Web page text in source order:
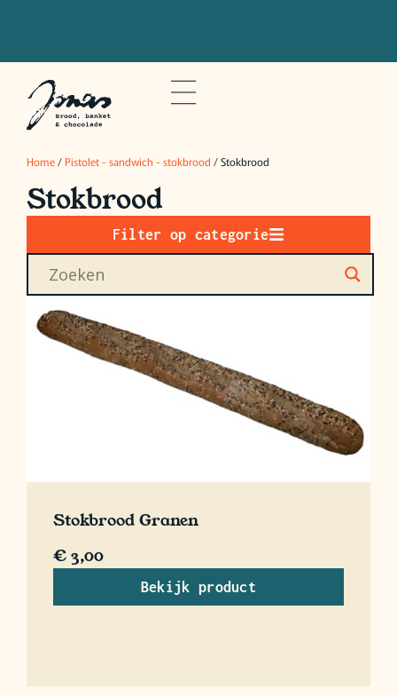
Bestel voor 20u om je bestelling de
volgende dag op te halen
Home/Pistolet - sandwich - stokbrood / Stokbrood
Stokbrood
Filter op categorie
Stokbrood Granen
€3,00
Bekijk product